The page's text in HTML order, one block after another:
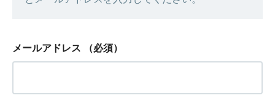
メールアドレス （必須）